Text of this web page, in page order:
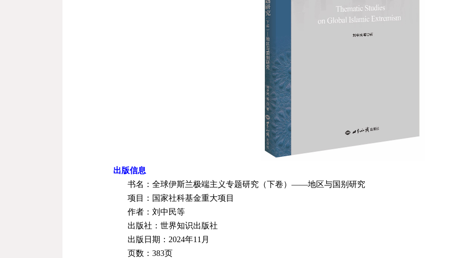
出版信息
书名：全球伊斯兰极端主义专题研究（下卷）——地区与国别研究
项目：国家社科基金重大项目
作者：刘中民等
出版社：世界知识出版社
出版日期： 2024年11 月
页数： 383页